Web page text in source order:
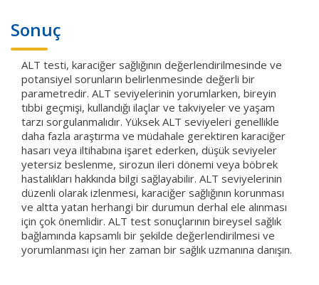
Sonuç
ALT testi, karaciğer sağlığının değerlendirilmesinde ve
potansiyel sorunların belirlenmesinde değerli bir
parametredir. ALT seviyelerinin yorumlarken, bireyin
tıbbi geçmişi, kullandığı ilaçlar ve takviyeler ve yaşam
tarzı sorgulanmalıdır. Yüksek ALT seviyeleri genellikle
daha fazla araştırma ve müdahale gerektiren karaciğer
hasarı veya iltihabına işaret ederken, düşük seviyeler
yetersiz beslenme, sirozun ileri dönemi veya böbrek
hastalıkları hakkında bilgi sağlayabilir. ALT seviyelerinin
düzenli olarak izlenmesi, karaciğer sağlığının korunması
ve altta yatan herhangi bir durumun derhal ele alınması
için çok önemlidir. ALT test sonuçlarının bireysel sağlık
bağlamında kapsamlı bir şekilde değerlendirilmesi ve
yorumlanması için her zaman bir sağlık uzmanına danışın.